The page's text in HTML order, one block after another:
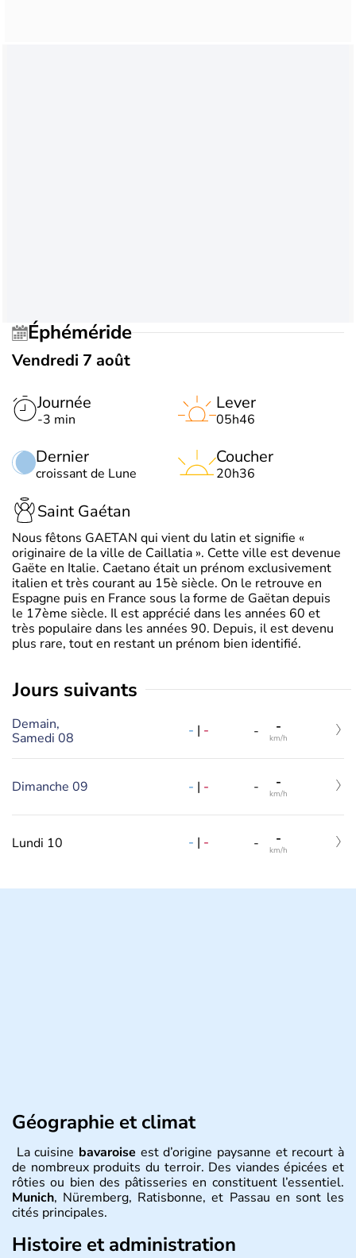
Éphéméride
Vendredi 7 août
Journée
-3 min
Dernier
croissant de Lune
Lever
05h46
Coucher
20h36
Saint Gaétan
Nous fêtons GAETAN qui vient du latin et signifie «
originaire de la ville de Caillatia ». Cette ville est devenue
Gaëte en Italie. Caetano était un prénom exclusivement
italien et très courant au 15è siècle. On le retrouve en
Espagne puis en France sous la forme de Gaëtan depuis
le 17ème siècle. Il est apprécié dans les années 60 et
très populaire dans les années 90. Depuis, il est devenu
plus rare, tout en restant un prénom bien identifié.
jours suivants
Demain,
Samedi 08
- | - - -
km/h
Dimanche 09 - | - - -
km/h
Lundi 10 - | - - -
km/h
Géographie et climat
La cuisine bavaroise est d’origine paysanne et recourt à
de nombreux produits du terroir. Des viandes épicées et
rôties ou bien des pâtisseries en constituent l’essentiel.
Munich, Nüremberg, Ratisbonne, et Passau en sont les
cités principales.
Histoire et administration